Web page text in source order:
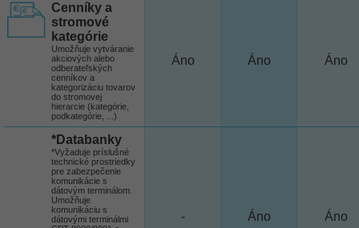
Cenníky a
stromové
kategórie
Umožňuje vytváranie
akciových alebo
odberateľských
cenníkov a
kategorizáciu tovarov
do stromovej
hierarcie (kategórie,
podkategórie, ...)
Áno Áno Áno
*Databanky
*Vyžaduje príslušné
technické prostriedky
pre zabezpečenie
komunikácie s
dátovým terminálom.
Umožňuje
komunikáciu s
dátovými terminálmi
- Áno Áno